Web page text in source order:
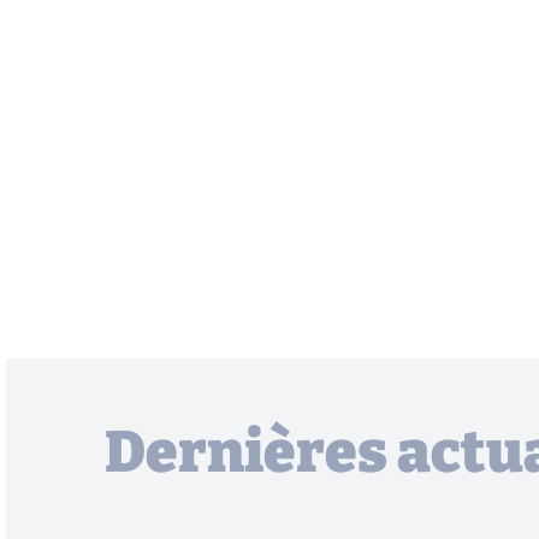
Dernières